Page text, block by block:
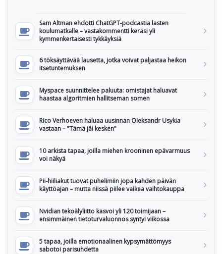
Sam Altman ehdotti ChatGPT-podcastia lasten
koulumatkalle – vastakommentti keräsi yli
kymmenkertaisesti tykkäyksiä
6 töksäyttävää lausetta, jotka voivat paljastaa heikon
itsetuntemuksen
Myspace suunnittelee paluuta: omistajat haluavat
haastaa algoritmien hallitseman somen
Rico Verhoeven haluaa uusinnan Oleksandr Usykia
vastaan – "Tämä jäi kesken"
10 arkista tapaa, joilla miehen krooninen epävarmuus
voi näkyä
Pii-hiiliakut tuovat puhelimiin jopa kahden päivän
käyttöajan – mutta niissä piilee vaikea vaihtokauppa
Nvidian tekoälyliitto kasvoi yli 120 toimijaan –
ensimmäinen tietoturvaluonnos syntyi viikossa
5 tapaa, joilla emotionaalinen kypsymättömyys
sabotoi parisuhdetta